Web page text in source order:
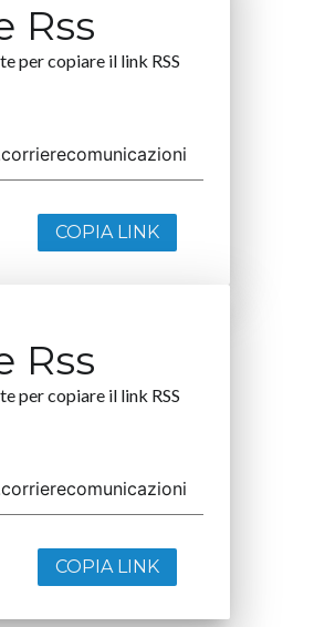
Rss
per copiare il link RSS
COPIA LINK
Rss
per copiare il link RSS
COPIA LINK